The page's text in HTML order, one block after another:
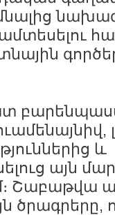
և
այն
Շաբաթվա
ծրագրերը,